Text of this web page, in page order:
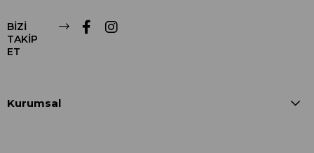
BİZİ
TAKİP
ET
Kurumsal